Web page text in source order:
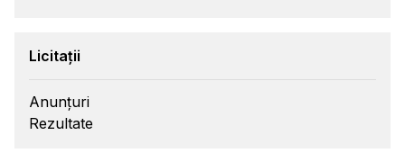
Licitații
Anunțuri
Rezultate